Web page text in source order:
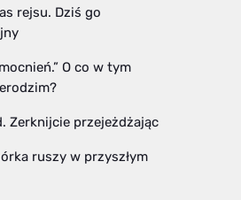
rejsu. Dziś go
O co w tym
Zerknijcie przejeżdżając
ruszy w przyszłym